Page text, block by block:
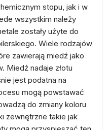
stopu, jak i w
wszystkim należy
zostały użyte do
Wiele rodzajów
zawierają miedź jako
Miedź nadaje złotu
jest podatna na
mogą powstawać
do zmiany koloru
zewnętrzne takie jak